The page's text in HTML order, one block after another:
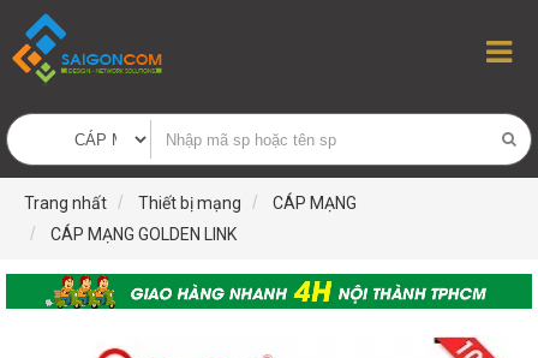
Trang nhất Thiết bị mạng
CÁP MẠNG
CÁP MẠNG GOLDEN LINK